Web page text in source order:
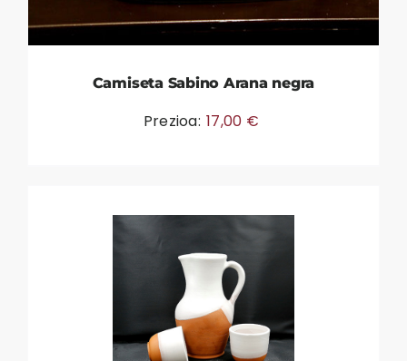
Camiseta Sabino Arana negra
Prezioa: 17,00 €